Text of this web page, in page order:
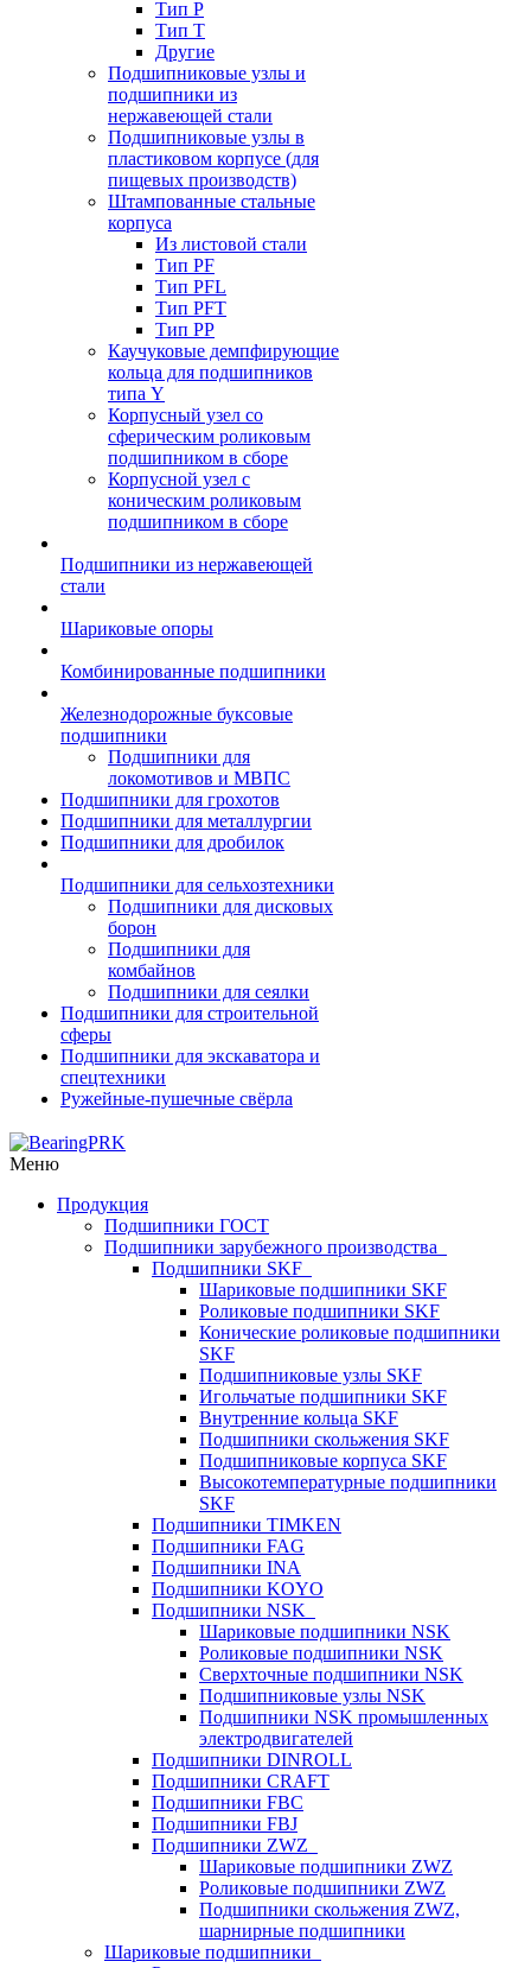
Тип P
Тип T
Другие
Подшипниковые узлы и
подшипники из
нержавеющей стали
Подшипниковые узлы в
пластиковом корпусе (для
пищевых производств)
Штампованные стальные
корпуса
Из листовой стали
Тип PF
Тип PFL
Тип PFT
Тип PP
Каучуковые демпфирующие
кольца для подшипников
типа Y
Корпусный узел со
сферическим роликовым
подшипником в сборе
Корпусной узел с
коническим роликовым
подшипником в сборе
Подшипники из нержавеющей
стали
Шариковые опоры
Комбинированные подшипники
Железнодорожные буксовые
подшипники
Подшипники для
локомотивов и МВПС
Подшипники для грохотов
Подшипники для металлургии
Подшипники для дробилок
Подшипники для сельхозтехники
Подшипники для дисковых
борон
Подшипники для
комбайнов
Подшипники для сеялки
Подшипники для строительной
сферы
Подшипники для экскаватора и
спецтехники
Ружейные-пушечные свёрла
Меню
Продукция
Подшипники ГОСТ
Подшипники зарубежного производства
Подшипники SKF
Шариковые подшипники SKF
Роликовые подшипники SKF
Конические роликовые подшипники
SKF
Подшипниковые узлы SKF
Игольчатые подшипники SKF
Внутренние кольца SKF
Подшипники скольжения SKF
Подшипниковые корпуса SKF
Высокотемпературные подшипники
SKF
Подшипники TIMKEN
Подшипники FAG
Подшипники INA
Подшипники KOYO
Подшипники NSK
Шариковые подшипники NSK
Роликовые подшипники NSK
Сверхточные подшипники NSK
Подшипниковые узлы NSK
Подшипники NSK промышленных
электродвигателей
Подшипники DINROLL
Подшипники CRAFT
Подшипники FBC
Подшипники FBJ
Подшипники ZWZ
Шариковые подшипники ZWZ
Роликовые подшипники ZWZ
Подшипники скольжения ZWZ,
шарнирные подшипники
Шариковые подшипники